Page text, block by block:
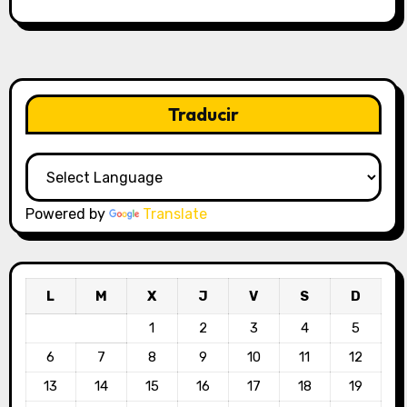
Traducir
Powered by Translate
L M X J V S
D
1
2 3 4
5
6
7 8 9 10 11
12
13
14 15 16 17 18
19